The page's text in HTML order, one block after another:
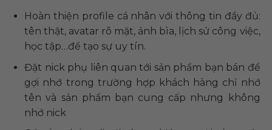
Hoàn thiện profile cá nhân với thông tin đầy đủ:
tên thật, avatar rõ mặt, ảnh bìa, lịch sử công việc,
học tập…để tạo sự uy tín.
Đặt nick phụ liên quan tới sản phẩm bạn bán để
gợi nhớ trong trường hợp khách hàng chỉ nhớ
tên và sản phẩm bạn cung cấp nhưng không
nhớ nick